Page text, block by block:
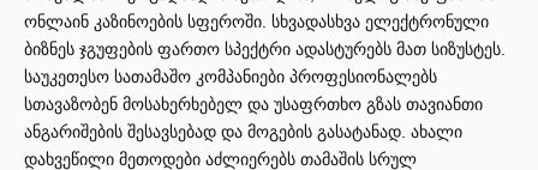
ონლაინ კაზინოების სფეროში. სხვადასხვა ელექტრონული
ბიზნეს ჯგუფების ფართო სპექტრი ადასტურებს მათ სიზუსტეს.
საუკეთესო სათამაშო კომპანიები პროფესიონალებს
სთავაზობენ მოსახერხებელ და უსაფრთხო გზას თავიანთი
ანგარიშების შესავსებად და მოგების გასატანად. ახალი
დახვეწილი მეთოდები აძლიერებს თამაშის სრულ